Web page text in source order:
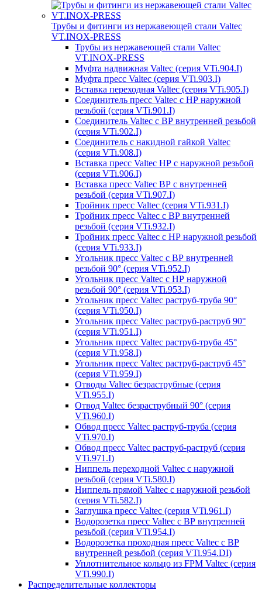
Трубы и фитинги из нержавеющей стали Valtec
VT.INOX-PRESS
Трубы из нержавеющей стали Valtec
VT.INOX-PRESS
Муфта надвижная Valtec (серия VTi.904.I)
Муфта пресс Valtec (серия VTi.903.I)
Вставка переходная Valtec (серия VTi.905.I)
Соединитель пресс Valtec с НР наружной
резьбой (серия VTi.901.I)
Соединитель Valtec с ВР внутренней резьбой
(серия VTi.902.I)
Соединитель с накидной гайкой Valtec
(серия VTi.908.I)
Вставка пресс Valtec НР с наружной резьбой
(серия VTi.906.I)
Вставка пресс Valtec ВР с внутренней
резьбой (серия VTi.907.I)
Тройник пресс Valtec (серия VTi.931.I)
Тройник пресс Valtec с ВР внутренней
резьбой (серия VTi.932.I)
Тройник пресс Valtec с НР наружной резьбой
(серия VTi.933.I)
Угольник пресс Valtec с ВР внутренней
резьбой 90° (серия VTi.952.I)
Угольник пресс Valtec с НР наружной
резьбой 90° (серия VTi.953.I)
Угольник пресс Valtec раструб-труба 90°
(серия VTi.950.I)
Угольник пресс Valtec раструб-раструб 90°
(серия VTi.951.I)
Угольник пресс Valtec раструб-труба 45°
(серия VTi.958.I)
Угольник пресс Valtec раструб-раструб 45°
(серия VTi.959.I)
Отводы Valtec безраструбные (серия
VTi.955.I)
Отвод Valtec безраструбный 90° (серия
VTi.960.I)
Обвод пресс Valtec раструб-труба (серия
VTi.970.I)
Обвод пресс Valtec раструб-раструб (серия
VTi.971.I)
Ниппель переходной Valtec с наружной
резьбой (серия VTi.580.I)
Ниппель прямой Valtec с наружной резьбой
(серия VTi.582.I)
Заглушка пресс Valtec (серия VTi.961.I)
Водорозетка пресс Valtec с ВР внутренней
резьбой (серия VTi.954.I)
Водорозетка проходная пресс Valtec с ВР
внутренней резьбой (серия VTi.954.DI)
Уплотнительное кольцо из FPM Valtec (серия
VTi.990.I)
Распределительные коллекторы